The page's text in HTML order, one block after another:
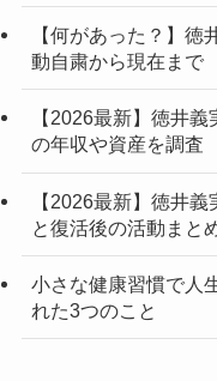
【何があった？】
動自粛から現在まで
【2026最新】徳井
の年収や資産を調査
【2026最新】徳井
と復活後の活動まと
小さな健康習慣で人
れた3つのこと